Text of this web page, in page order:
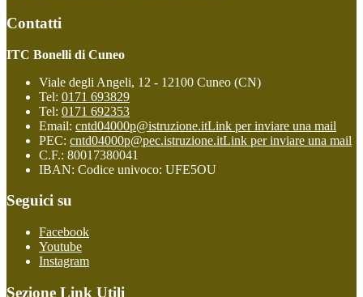
Contatti
ITC Bonelli di Cuneo
Viale degli Angeli, 12 - 12100 Cuneo (CN)
Tel: 0171 693829
Tel: 0171 692353
Email: cntd04000p@istruzione.itLink per inviare una mail
PEC: cntd04000p@pec.istruzione.itLink per inviare una mail
C.F.: 80017380041
IBAN: Codice univoco: UFE5OU
Seguici su
Facebook
Youtube
Instagram
Sezione Link Utili